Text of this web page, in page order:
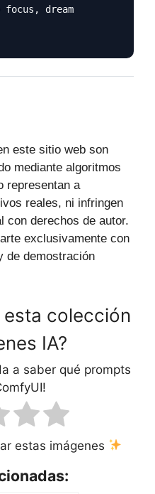
dream
este sitio web son
mediante algoritmos
representan a
reales, ni infringen
con derechos de autor.
exclusivamente con
de demostración
colección
IA?
a saber qué prompts
estas imágenes